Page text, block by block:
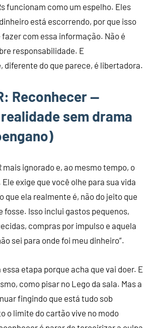
funcionam como um espelho. Eles
está escorrendo, por que isso
com essa informação. Não é
responsabilidade. E
diferente do que parece, é libertadora.
Reconhecer —
sem drama
mais ignorado e, ao mesmo tempo, o
exige que você olhe para sua vida
que ela realmente é, não do jeito que
fosse. Isso inclui gastos pequenos,
compras por impulso e aquela
sei para onde foi meu dinheiro”.
etapa porque acha que vai doer. E
como pisar no Lego da sala. Mas a
fingindo que está tudo sob
o limite do cartão vive no modo